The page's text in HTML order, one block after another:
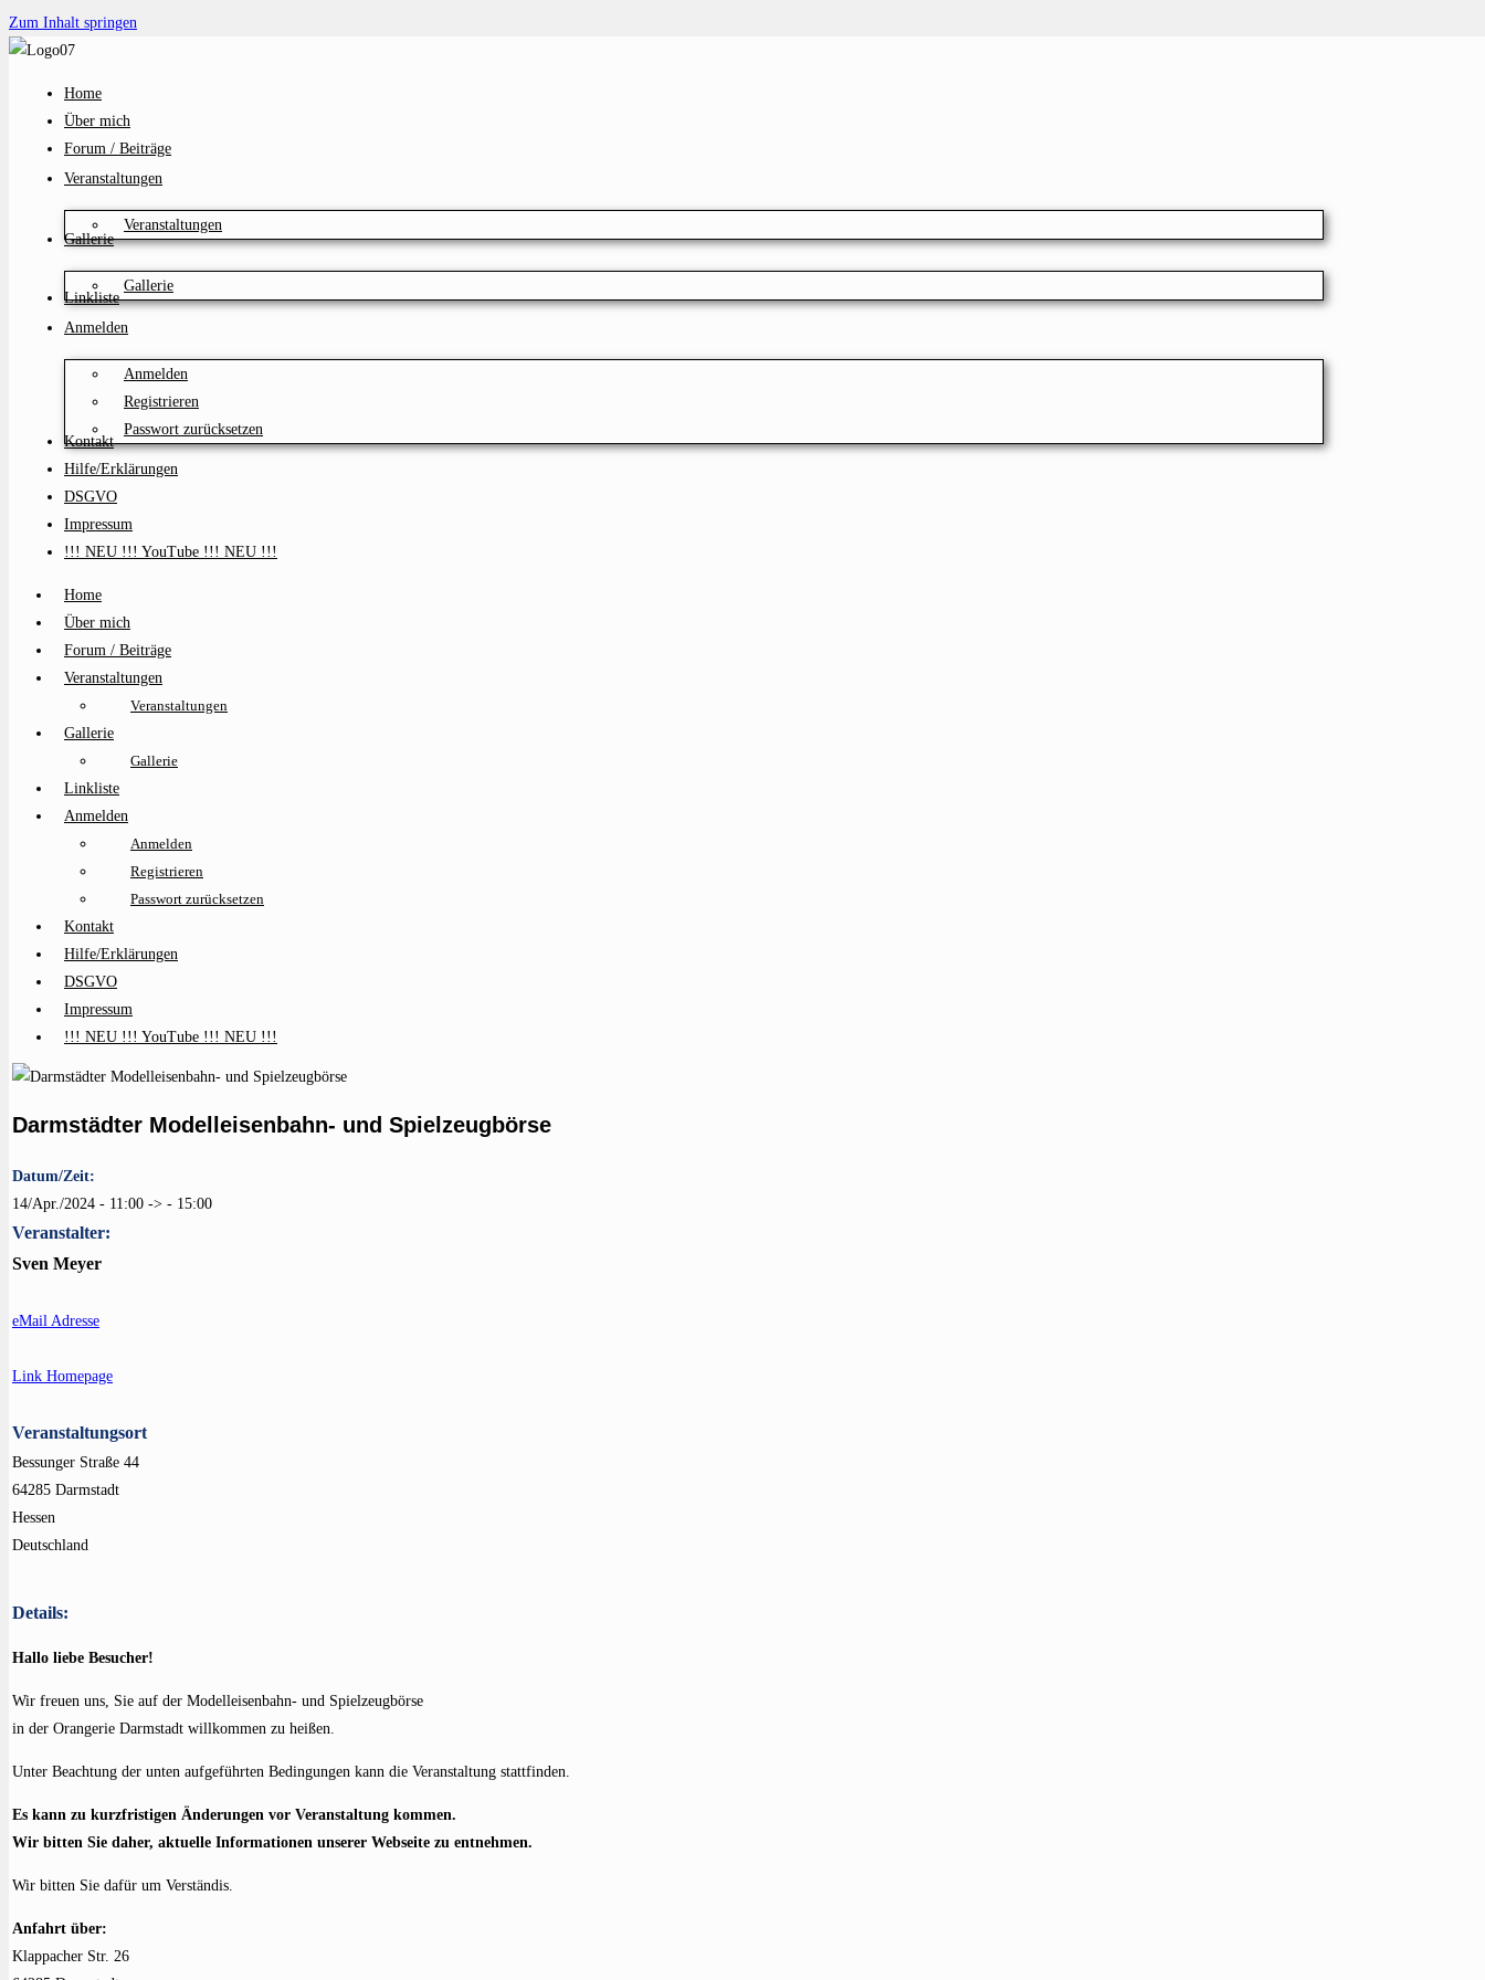
Zum Inhalt springen
Home
Über mich
Forum / Beiträge
Veranstaltungen
Veranstaltungen
Gallerie
Gallerie
Linkliste
Anmelden
Anmelden
Registrieren
Passwort zurücksetzen
Kontakt
Hilfe/Erklärungen
DSGVO
Impressum
!!! NEU !!! YouTube !!! NEU !!!
Home
Über mich
Forum / Beiträge
Veranstaltungen
Veranstaltungen
Gallerie
Gallerie
Linkliste
Anmelden
Anmelden
Registrieren
Passwort zurücksetzen
Kontakt
Hilfe/Erklärungen
DSGVO
Impressum
!!! NEU !!! YouTube !!! NEU !!!
Darmstädter Modelleisenbahn- und Spielzeugbörse
Datum/Zeit:
14/Apr./2024 - 11:00 -> - 15:00
Veranstalter:
Sven Meyer
eMail Adresse
Link Homepage
Veranstaltungsort
Bessunger Straße 44
64285 Darmstadt
Hessen
Deutschland
Details:
Hallo liebe Besucher!
Wir freuen uns, Sie auf der Modelleisenbahn- und Spielzeugbörse
in der Orangerie Darmstadt willkommen zu heißen.
Unter Beachtung der unten aufgeführten Bedingungen kann die Veranstaltung stattfinden.
Es kann zu kurzfristigen Änderungen vor Veranstaltung kommen.
Wir bitten Sie daher, aktuelle Informationen unserer Webseite zu entnehmen.
Wir bitten Sie dafür um Verständis.
Anfahrt über:
Klappacher Str. 26